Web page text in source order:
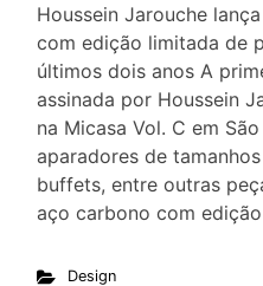
Houssein Jarouche
com edição limitada de
últimos dois anos A
assinada por Houssein
na Micasa Vol. C em
aparadores de
buffets, entre outras
aço carbono com
Design